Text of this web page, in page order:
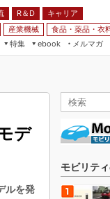
R＆D
キャリア
産業機械 食品・薬品・衣
特集
ebook
メルマガ
デ
ルを発
モビリテ